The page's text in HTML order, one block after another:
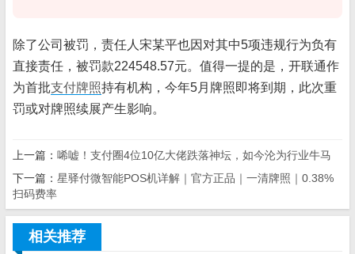
除了公司被罚，责任人宋某平也因对其中5项违规行为负有
直接责任，被罚款224548.57元。值得一提的是，开联通作
为首批支付牌照持有机构，今年5月牌照即将到期，此次重
罚或对牌照续展产生影响。
上一篇： 唏嘘！支付圈4位10亿大佬跌落神坛，如今沦为行业牛马
下一篇： 星驿付微智能POS机详解｜官方正品｜一清牌照｜0.38%
扫码费率
相关推荐